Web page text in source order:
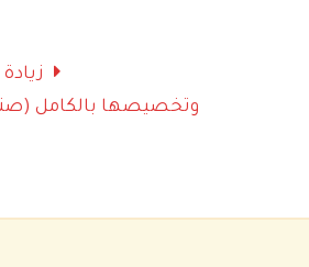
شرح تفعيل وإعداد إضافة Coupon Box (صندوق الكوبونات) وتخصيصها بالكامل